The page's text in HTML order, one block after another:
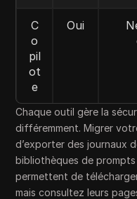
C
o
pil
ot
e
Oui
Chaque outil gère la
différemment. Migrer
d’exporter des journaux
bibliothèques de
permettent de
mais consultez leurs